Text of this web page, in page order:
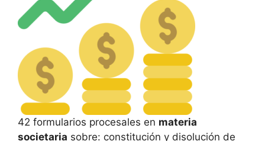
42 formularios procesales en materia
societaria sobre: constitución y disolución de